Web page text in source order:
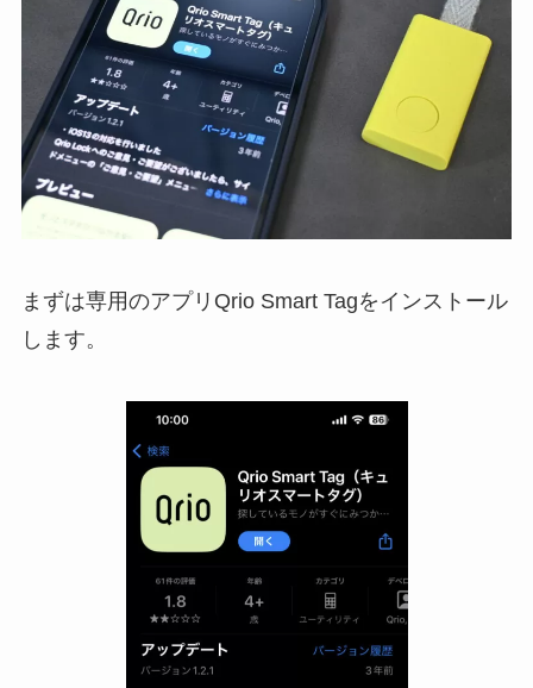
まずは専用のアプリQrio Smart Tagをインストール
します。